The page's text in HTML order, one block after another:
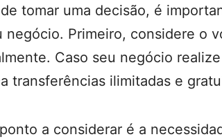
tomar uma decisão, é
negócio. Primeiro, considere o
Caso seu negócio
transferências ilimitadas e
a considerar é a